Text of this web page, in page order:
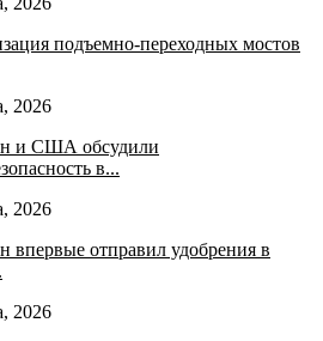
подъемно-переходных мостов
2026
и США обсудили
в...
2026
впервые отправил удобрения в
2026